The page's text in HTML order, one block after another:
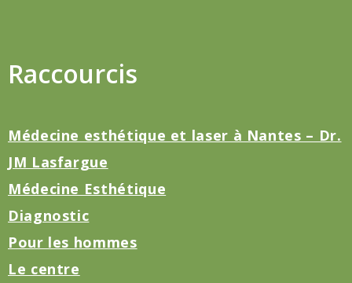
Raccourcis
Médecine esthétique et laser à Nantes – Dr.
JM Lasfargue
Médecine Esthétique
Diagnostic
Pour les hommes
Le centre